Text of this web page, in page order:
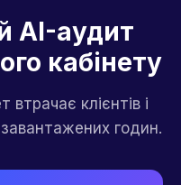
AI-аудит
кабінету
клієнтів і
годин.